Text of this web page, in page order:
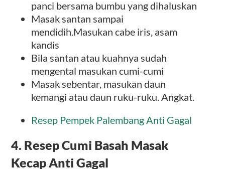
panci bersama bumbu yang dihaluskan
Masak santan sampai
mendidih.Masukan cabe iris, asam
kandis
Bila santan atau kuahnya sudah
mengental masukan cumi-cumi
Masak sebentar, masukan daun
kemangi atau daun ruku-ruku. Angkat.
Resep Pempek Palembang Anti Gagal
4. Resep Cumi Basah Masak
Kecap Anti Gagal